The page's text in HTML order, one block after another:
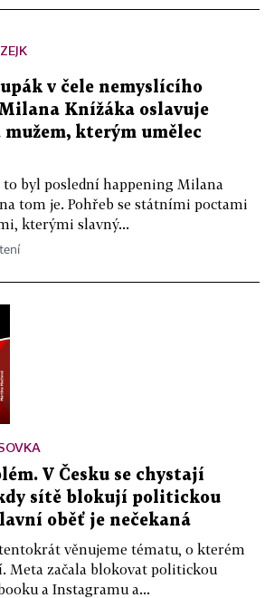
v čele nemyslícího
Knížáka oslavuje
mužem, kterým umělec
byl poslední happening Milana
tom je. Pohřeb se státními poctami
kterými slavný...
V Česku se chystají
sítě blokují politickou
oběť je nečekaná
tentokrát věnujeme tématu, o kterém
Meta začala blokovat politickou
a Instagramu a...